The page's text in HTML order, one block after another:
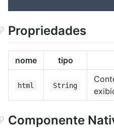
Propriedades
nome tipo
html String
Componente